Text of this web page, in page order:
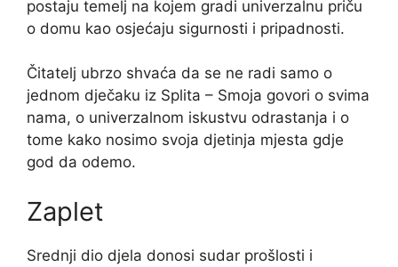
postaju temelj na kojem gradi univerzalnu priču
o domu kao osjećaju sigurnosti i pripadnosti.
Čitatelj ubrzo shvaća da se ne radi samo o
jednom dječaku iz Splita – Smoja govori o svima
nama, o univerzalnom iskustvu odrastanja i o
tome kako nosimo svoja djetinja mjesta gdje
god da odemo.
Zaplet
Srednji dio djela donosi sudar prošlosti i